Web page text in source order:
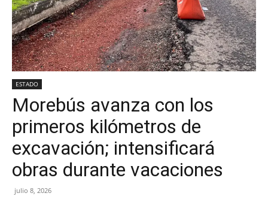
ESTADO
Morebús avanza con los
primeros kilómetros de
excavación; intensificará
obras durante vacaciones
julio 8, 2026